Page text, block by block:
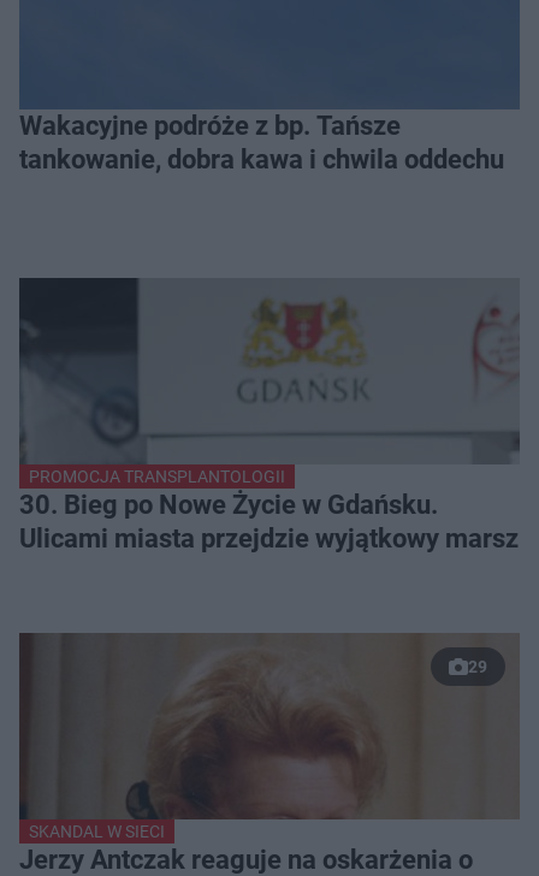
Wakacyjne podróże z bp. Tańsze
tankowanie, dobra kawa i chwila oddechu
PROMOCJA TRANSPLANTOLOGII
30. Bieg po Nowe Życie w Gdańsku.
Ulicami miasta przejdzie wyjątkowy marsz
29
SKANDAL W SIECI
Jerzy Antczak reaguje na oskarżenia o